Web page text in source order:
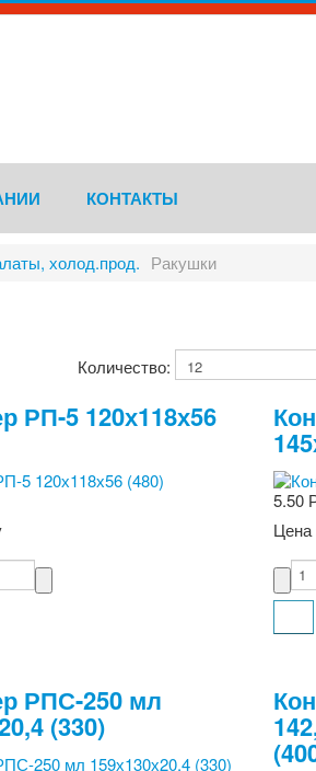
КОНТАКТЫ
холод.прод. Ракушки
Количество:
РП-5 120х118х56
5.50
Цена
РПС-250 мл
(330)